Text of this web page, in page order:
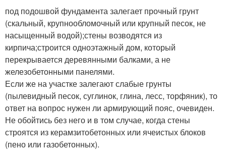
под подошвой фундамента залегает прочный грунт
(скальный, крупнообломочный или крупный песок, не
насыщенный водой);стены возводятся из
кирпича;строится одноэтажный дом, который
перекрывается деревянными балками, а не
железобетонными панелями.
Если же на участке залегают слабые грунты
(пылевидный песок, суглинок, глина, лесс, торфяник), то
ответ на вопрос нужен ли армирующий пояс, очевиден.
Не обойтись без него и в том случае, когда стены
строятся из керамзитобетонных или ячеистых блоков
(пено или газобетонных).